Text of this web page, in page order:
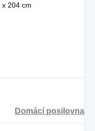
x 204 cm
Domácí posilovna